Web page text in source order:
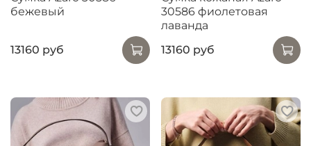
бежевый
13160 руб
30586 фиолетовая
лаванда
13160 руб